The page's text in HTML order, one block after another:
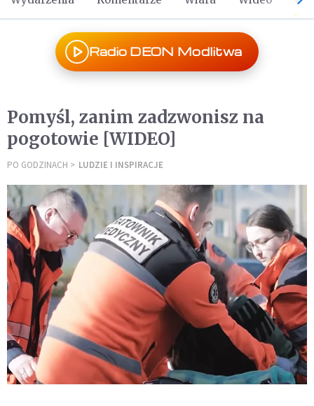
Radio DEON Modlitwa
Pomyśl, zanim zadzwonisz na
pogotowie [WIDEO]
PO GODZINACH LUDZIE I INSPIRACJE